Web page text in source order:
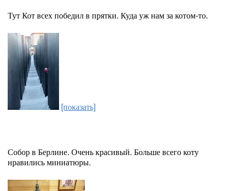
Тут Кот всех победил в прятки. Куда уж нам за котом-то.
[показать]
Собор в Берлине. Очень красивый. Больше всего коту
нравились миниатюры.